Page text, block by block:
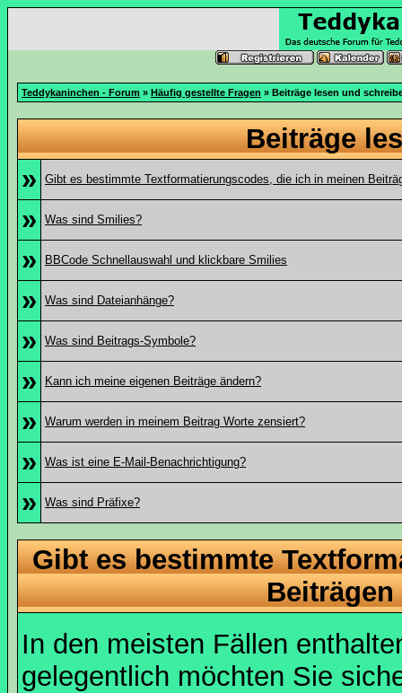
Teddykaninchen - Forum » Häufig gestellte Fragen » Beiträge lesen und
Beiträge
»
Gibt es bestimmte Textformatierungscodes, die ich in meinen
» Was sind Smilies?
» BBCode Schnellauswahl und klickbare Smilies
» Was sind Dateianhänge?
» Was sind Beitrags-Symbole?
» Kann ich meine eigenen Beiträge ändern?
» Warum werden in meinem Beitrag Worte zensiert?
» Was ist eine E-Mail-Benachrichtigung?
» Was sind Präfixe?
Gibt es bestimmte
Beiträgen
In den meisten Fällen
gelegentlich möchten Sie